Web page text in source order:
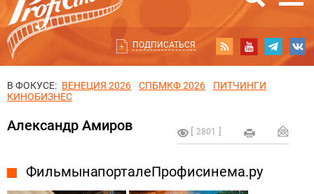
ПОДПИСАТЬСЯ
В ФОКУСЕ: ВЕНЕЦИЯ 2026 СПБМКФ 2026
ПИТЧИНГИ
КИНОБИЗНЕС
2801
Александр Амиров
Фильмы на портале Профисинема.ру